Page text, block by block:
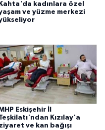
Kahta'da kadınlara özel
ve yüzme merkezi
Eskişehir İl
Kızılay'a
ve kan bağışı